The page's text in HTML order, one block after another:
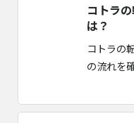
コトラ
は？
コトラの
の流れを